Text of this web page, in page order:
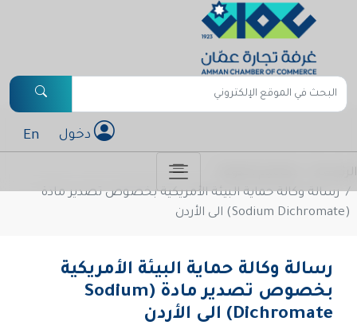
En دخول
رسالة وكالة حماية البيئة الأمريكية بخصوص تصدير مادة
(Sodium Dichromate) الى الأردن
رسالة وكالة حماية البيئة الأمريكية
بخصوص تصدير مادة (Sodium
Dichromate) الى الأردن